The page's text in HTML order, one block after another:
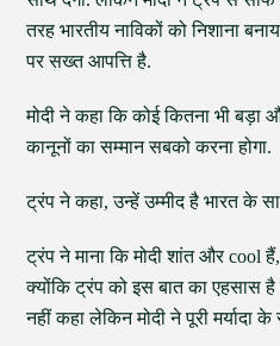
तरह भारतीय नाविकों को निशाना
पर सख्त आपत्ति है.
मोदी ने कहा कि कोई कितना भी बड़ा
कानूनों का सम्मान सबको करना होगा.
ट्रंप ने कहा, उन्हें उम्मीद है भारत के
ट्रंप ने माना कि मोदी शांत और cool
क्योंकि ट्रंप को इस बात का एहसास है
नहीं कहा लेकिन मोदी ने पूरी